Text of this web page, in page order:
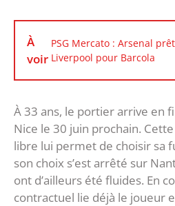
À
voir
PSG Mercato : Arsenal
Liverpool pour Barcola
À 33 ans, le portier arrive en
Nice le 30 juin prochain.
libre lui permet de choisir sa
son choix s’est arrêté sur
ont d’ailleurs été fluides. En
contractuel lie déjà le joueur